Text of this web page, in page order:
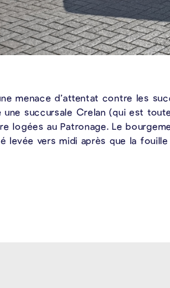
menace d’attentat contre les
une succursale Crelan (qui est
logées au Patronage. Le
levée vers midi après que la